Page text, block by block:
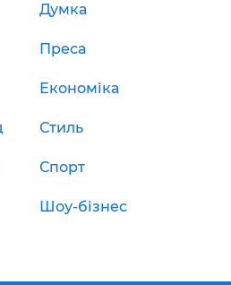
Думка
Преса
Економіка
Стиль
Спорт
Шоу-бізнес